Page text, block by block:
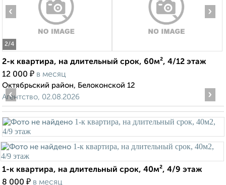
2/4
‹ ›
2-к квартира, на длительный срок, 60м², 4/12 этаж
12 000 ₽ в месяц
Октябрьский район, Белоконской 12
Агентство, 02.08.2026
‹ ›
1-к квартира, на длительный срок, 40м², 4/9 этаж
8 000 ₽ в месяц